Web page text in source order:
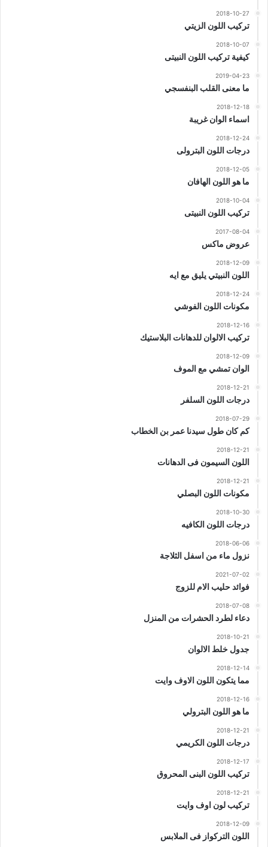
2018-10-27
تركيب اللون الزيتي
2018-10-07
كيفية تركيب اللون النبيتى
2019-04-23
ما معنى القلب البنفسجي
2018-12-18
اسماء الوان غريبة
2018-12-24
درجات اللون البترولى
2018-12-05
ما هو اللون الهافان
2018-10-04
تركيب اللون النبيتى
2017-08-04
عروض ماكس
2018-12-09
اللون النبيتي يليق مع ايه
2018-12-24
مكونات اللون الفوشي
2018-12-16
تركيب الالوان للدهانات البلاستيك
2018-12-09
الوان تمشي مع الموف
2018-12-21
درجات اللون السلفر
2018-07-29
كم كان طول سيدنا عمر بن الخطاب
2018-12-21
اللون السيمون فى الدهانات
2018-12-21
مكونات اللون البصلي
2018-10-30
درجات اللون الكافيه
2018-06-06
نزول ماء من اسفل الثلاجة
2021-07-02
فوائد حليب الام للزوج
2018-07-08
دعاء لطرد الحشرات من المنزل
2018-10-21
جدول خلط الالوان
2018-12-14
مما يتكون اللون الاوف وايت
2018-12-16
ما هو اللون البترولي
2018-12-21
درجات اللون الكريمي
2018-12-17
تركيب اللون البنى المحروق
2018-12-21
تركيب لون اوف وايت
2018-12-09
اللون التركواز فى الملابس